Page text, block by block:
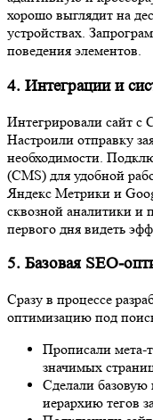
4. Интеграции и
Интегрировали сайт с
Настроили отправку
необходимости.
(CMS) для удобной
Яндекс Метрики и
сквозной аналитики и
дня видеть
5. Базовая SEO-
Сразу в процессе
оптимизацию под
страниц.
Сделали базовую
иерархию тегов
Подключили сайт
Яндекс.Вебмастер.
Добавили
sitemap.xml и